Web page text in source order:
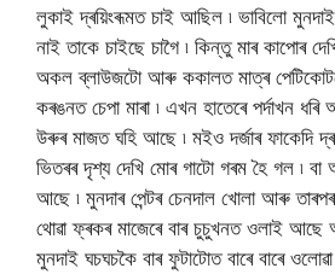
লুকাই দ্ৰয়িংৰূমত চাই আছিল ৷ ভাবিলো
নাই তাকে চাইছে চাগৈ ৷ কিন্তু মাৰ কাপোৰ
অকল ব্লাউজটো আৰু ককালত মাত্ৰ
কৰঙনত চেপা মাৰা ৷ এখন হাতেৰে পর্দাখন
উৰুৰ মাজত ঘহি আছে ৷ মইও দর্জাৰ ফাকেদি
ভিতৰৰ দৃশ্য দেখি মোৰ গাটো গৰম হৈ গল ৷
আছে ৷ মুনদাৰ পেন্টৰ চেনদাল খোলা আৰু
থোৱা ফ্ৰকৰ মাজেৰে বাৰ চুচুখনত ওলাই
মুনদাই ঘচঘচকৈ বাৰ ফুটাটোত বাৰে বাৰে